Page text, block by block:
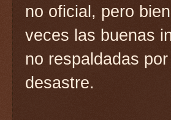
no oficial, pero
veces las buenas
no respaldadas
desastre.